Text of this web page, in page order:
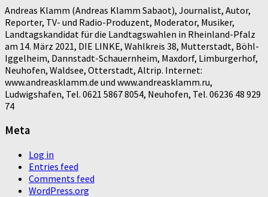
Andreas Klamm (Andreas Klamm Sabaot), Journalist, Autor,
Reporter, TV- und Radio-Produzent, Moderator, Musiker,
Landtagskandidat für die Landtagswahlen in Rheinland-Pfalz
am 14. März 2021, DIE LINKE, Wahlkreis 38, Mutterstadt, Böhl-
Iggelheim, Dannstadt-Schauernheim, Maxdorf, Limburgerhof,
Neuhofen, Waldsee, Otterstadt, Altrip. Internet:
www.andreasklamm.de und www.andreasklamm.ru,
Ludwigshafen, Tel. 0621 5867 8054, Neuhofen, Tel. 06236 48 929
74
Meta
Log in
Entries feed
Comments feed
WordPress.org